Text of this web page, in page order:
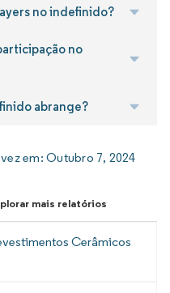
no indefinido?
no
abrange?
em:Outubro 7, 2024
mais relatórios
Cerâmicos